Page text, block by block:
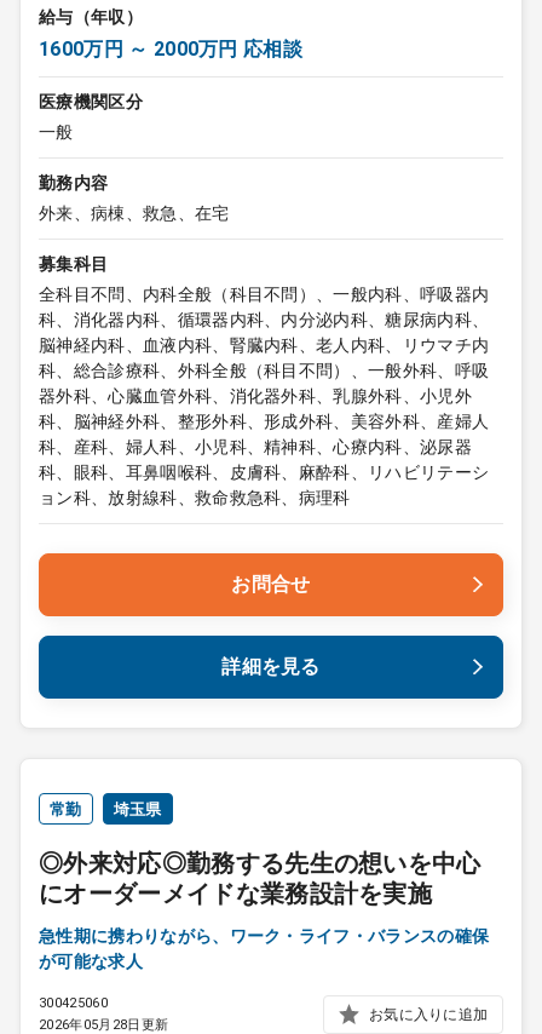
給与（年収）
1600万円 ～ 2000万円 応相談
医療機関区分
一般
勤務内容
外来、病棟、救急、在宅
募集科目
全科目不問、内科全般（科目不問）、一般内科、呼吸器内
科、消化器内科、循環器内科、内分泌内科、糖尿病内科、
脳神経内科、血液内科、腎臓内科、老人内科、リウマチ内
科、総合診療科、外科全般（科目不問）、一般外科、呼吸
器外科、心臓血管外科、消化器外科、乳腺外科、小児外
科、脳神経外科、整形外科、形成外科、美容外科、産婦人
科、産科、婦人科、小児科、精神科、心療内科、泌尿器
科、眼科、耳鼻咽喉科、皮膚科、麻酔科、リハビリテーシ
ョン科、放射線科、救命救急科、病理科
お問合せ
詳細を見る
常勤 埼玉県
◎外来対応◎勤務する先生の想いを中心
にオーダーメイドな業務設計を実施
急性期に携わりながら、ワーク・ライフ・バランスの確保
が可能な求人
300425060
2026年05月28日更新
お気に入りに追加